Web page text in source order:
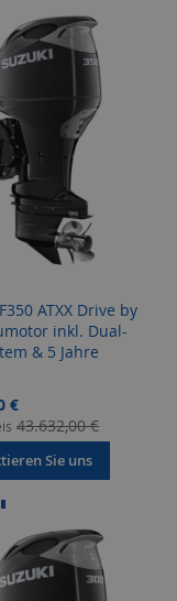
HINZUFÜGEN
ATXX Drive by
inkl. Dual-
& 5 Jahre
€
43.632,00 €
Sie uns
VERGLEICHSLISTE
HINZUFÜGEN